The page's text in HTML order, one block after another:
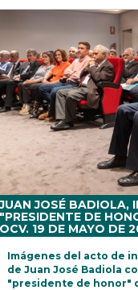
JOSÉ BADIOLA,
"PRESIDENTE DE
OCV. 19 DE MAYO DE
Imágenes del acto de
de Juan José Badiola
"presidente de honor"